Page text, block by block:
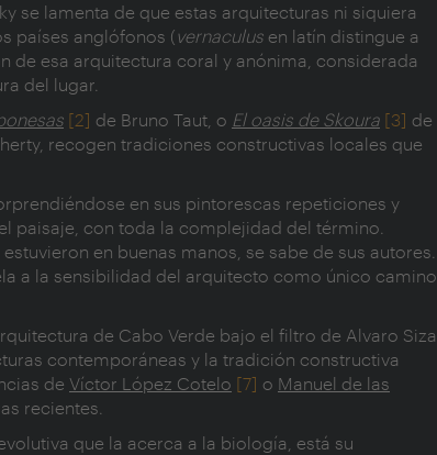
se lamenta de que estas arquitecturas ni siquiera
países anglófonos (vernaculus en latín distingue a
de esa arquitectura coral y anónima, considerada
del lugar.
[2] de Bruno Taut, o El oasis de Skoura [3] de
recogen tradiciones constructivas locales que
en sus pintorescas repeticiones y
paisaje, con toda la complejidad del término.
en buenas manos, se sabe de sus autores.
a la sensibilidad del arquitecto como único camino
de Cabo Verde bajo el filtro de Alvaro Siza.
contemporáneas y la tradición constructiva
de Víctor López Cotelo [7] o Manuel de las
recientes.
que la acerca a la biología, está su